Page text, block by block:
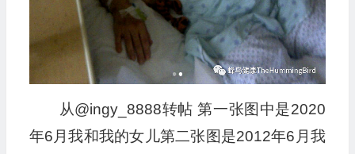
从@ingy_8888转帖 第一张图中是2020
年6月我和我的女儿第二张图是2012年6月我